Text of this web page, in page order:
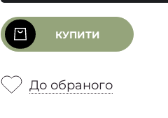
КУПИТИ
До обраного